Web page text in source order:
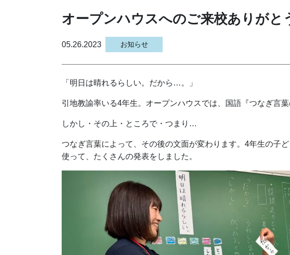
オープンハウスへのご来校ありがと
05.26.2023 お知らせ
「明日は晴れるらしい。だから…。」
引地教諭率いる4年生。オープンハウスでは、国語『つなぎ言
しかし・その上・ところで・つまり…
つなぎ言葉によって、その後の文面が変わります。4年生の子
使って、たくさんの発表をしました。